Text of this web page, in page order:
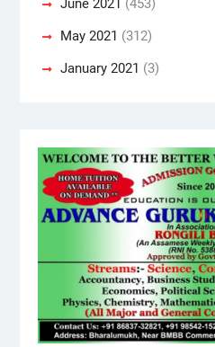
May 2021 (312)
January 2021 (3)